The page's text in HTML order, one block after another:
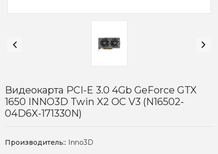
Видеокарта PCI-E 3.0 4Gb GeForce GTX
1650 INNO3D Twin X2 OC V3 (N16502-
04D6X-171330N)
Производитель::
Inno3D